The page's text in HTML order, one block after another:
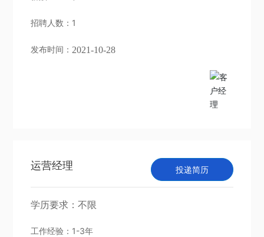
招聘人数： 1
发布时间： 2021-10-28
运营经理 投递简历
学历要求：不限
工作经验： 1-3年